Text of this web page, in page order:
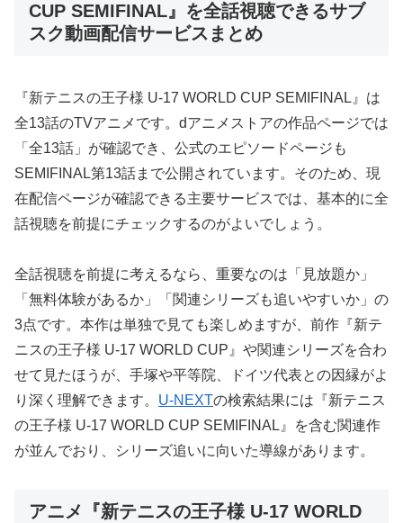
CUP SEMIFINAL』を全話視聴できるサブ
スク動画配信サービスまとめ
『新テニスの王子様 U-17 WORLD CUP SEMIFINAL』は
全13話のTVアニメです。dアニメストアの作品ページでは
「全13話」が確認でき、公式のエピソードページも
SEMIFINAL第13話まで公開されています。そのため、現
在配信ページが確認できる主要サービスでは、基本的に全
話視聴を前提にチェックするのがよいでしょう。
全話視聴を前提に考えるなら、重要なのは「見放題か」
「無料体験があるか」「関連シリーズも追いやすいか」の
3点です。本作は単独で見ても楽しめますが、前作『新テ
ニスの王子様 U-17 WORLD CUP』や関連シリーズを合わ
せて見たほうが、手塚や平等院、ドイツ代表との因縁がよ
り深く理解できます。 U-NEXTの検索結果には『新テニス
の王子様 U-17 WORLD CUP SEMIFINAL』を含む関連作
が並んでおり、シリーズ追いに向いた導線があります。
アニメ『新テニスの王子様 U-17 WORLD